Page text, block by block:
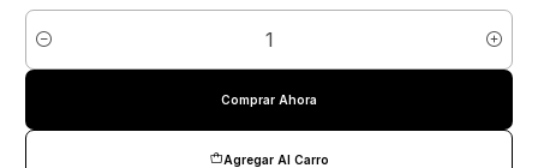
Cantidad
Agregar Al Carro
Comprar Ahora